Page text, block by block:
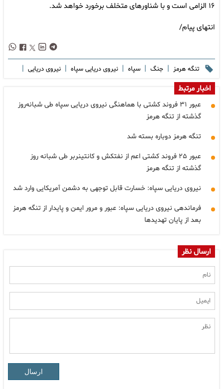
۱۶ الزامی است و با شناورهای متخلف برخورد خواهد شد.
انتهای پیام/
تنگه هرمز | جنگ | سپاه | نیروی دریایی سپاه | نیروی دریایی |
اخبار مرتبط
عبور ۳۱ فروند کشتی با هماهنگی نیروی دریایی سپاه طی شبانه‌روز
گذشته از تنگه هرمز
تنگه هرمز دوباره بسته شد
عبور ۲۵ فروند کشتی اعم از نفتکش و کانتینربر طی شبانه روز
گذشته از تنگه هرمز
نیروی دریایی سپاه: خسارت قابل توجهی به دشمن آمریکایی وارد شد
فرماندهی نیروی دریایی سپاه: عبور و مرور ایمن و پایدار از تنگه هرمز
بعد از پایان تهدیدها
ارسال نظر
ارسال